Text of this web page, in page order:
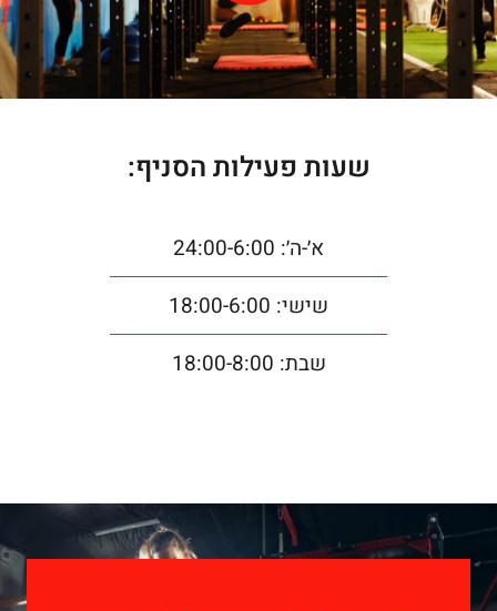
שעות פעילות הסניף:
א׳-ה׳: 24:00-6:00
שישי: 18:00-6:00
שבת: 18:00-8:00